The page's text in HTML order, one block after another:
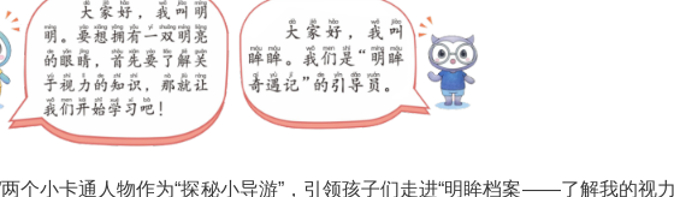
长春街第二小学三(5)班的李思睿认真地翻看着刚刚拿到
丰富很有趣，有很多具体的保护眼睛的方法，期待这个寒假
。”